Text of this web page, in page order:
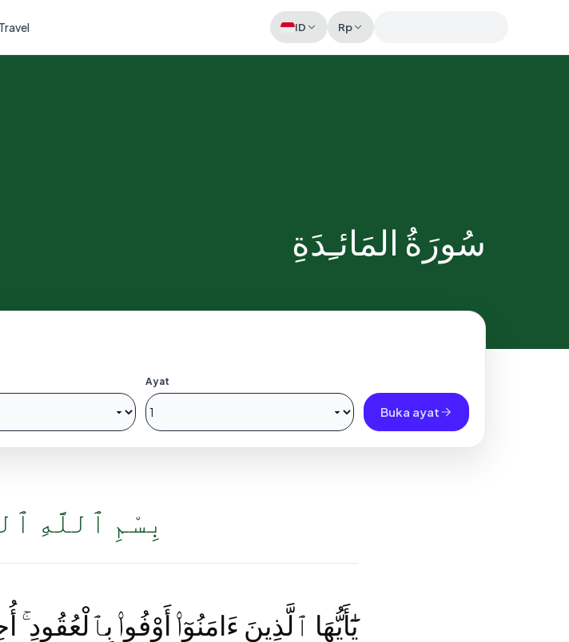
ID Rp
Memeriksa sesi akun
سُورَةُ المَائـِدَةِ
Ayat
Buka ayat
بِسْمِ ٱللَّهِ
يَٰٓأَيُّهَا ٱلَّذِينَ ءَامَنُوٓا۟ أَوْفُوا۟ بِٱلْعُقُودِ